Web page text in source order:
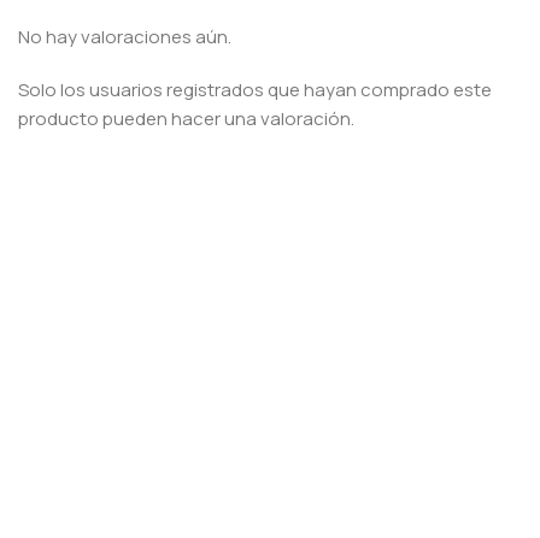
No hay valoraciones aún.
Solo los usuarios registrados que hayan comprado este
producto pueden hacer una valoración.